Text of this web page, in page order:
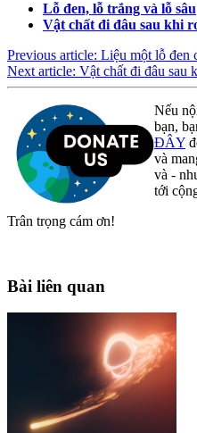
Lỗ đen, lỗ trắng và lỗ sâu
Vật chất đi đâu sau khi
Previous article: Liệu một lỗ đen
Next article: Vật chất đi đâu sau
Nếu
bạn,
ĐÂY
và
và -
tới
Trân trọng cám ơn!
Bài liên quan